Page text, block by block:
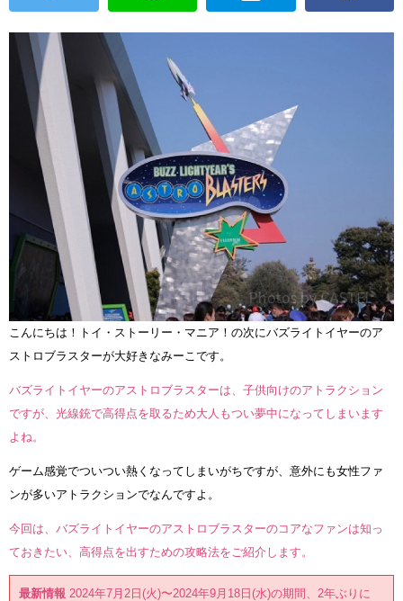
こんにちは！トイ・ストーリー・マニア！の次にバズライトイヤーのア
ストロブラスターが大好きなみーこです。
バズライトイヤーのアストロブラスターは、子供向けのアトラクション
ですが、光線銃で高得点を取るため大人もつい夢中になってしまいます
よね。
ゲーム感覚でついつい熱くなってしまいがちですが、意外にも女性ファ
ンが多いアトラクションでなんですよ。
今回は、バズライトイヤーのアストロブラスターのコアなファンは知っ
ておきたい、高得点を出すための攻略法をご紹介します。
最新情報 2024年7月2日(火)〜2024年9月18日(水)の期間、2年ぶりに